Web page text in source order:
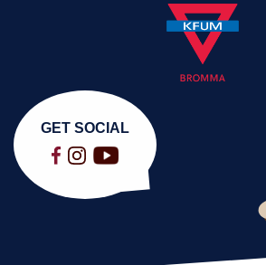
GET SOCIAL